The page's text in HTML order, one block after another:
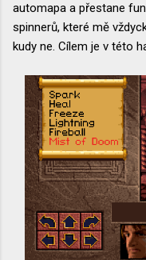
automapa a přestane
spinnerů, které mě
kudy ne. Cílem je v této